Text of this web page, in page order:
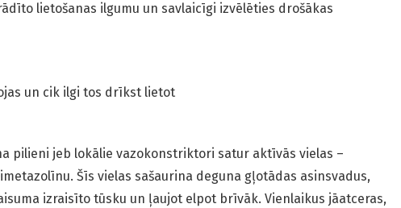
lietošanas ilgumu un savlaicīgi izvēlēties drošākas
un cik ilgi tos drīkst lietot
pilieni jeb lokālie vazokonstriktori satur aktīvās vielas –
Šīs vielas sašaurina deguna gļotādas asinsvadus,
izraisīto tūsku un ļaujot elpot brīvāk. Vienlaikus jāatceras,